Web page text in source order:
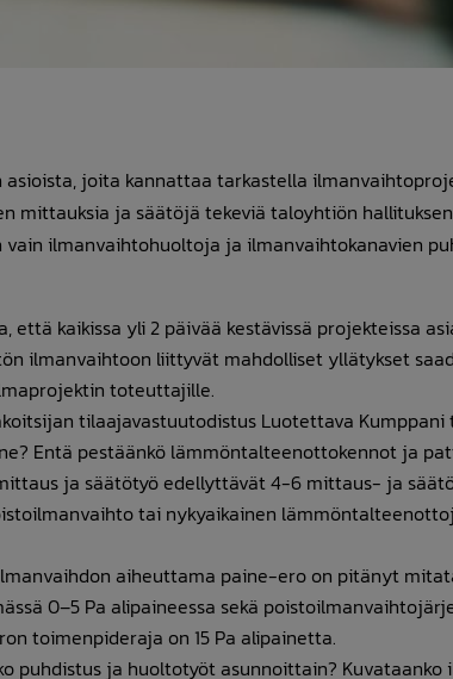
joita kannattaa tarkastella
mittauksia ja säätöjä tekeviä taloyhtiön
ilmanvaihtohuoltoja ja ilmanvaihtokanavien
että kaikissa yli 2 päivää kestävissä projekteissa
ilmanvaihtoon liittyvät mahdolliset yllätykset
toteuttajille.
tilaajavastuutodistus Luotettava Kumppani
Entä pestäänkö lämmöntalteenottokennot ja
ja säätötyö edellyttävät 4-6 mittaus- ja
tai nykyaikainen
aiheuttama paine-ero on pitänyt
0–5 Pa alipaineessa sekä
toimenpideraja on 15 Pa alipainetta.
puhdistus ja huoltotyöt asunnoittain? Kuvataanko